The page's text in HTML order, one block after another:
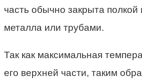
часть обычно закрыта полкой
металла или трубами.
Так как максимальная
его верхней части, таким